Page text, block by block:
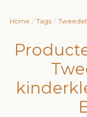
Home / Tags /